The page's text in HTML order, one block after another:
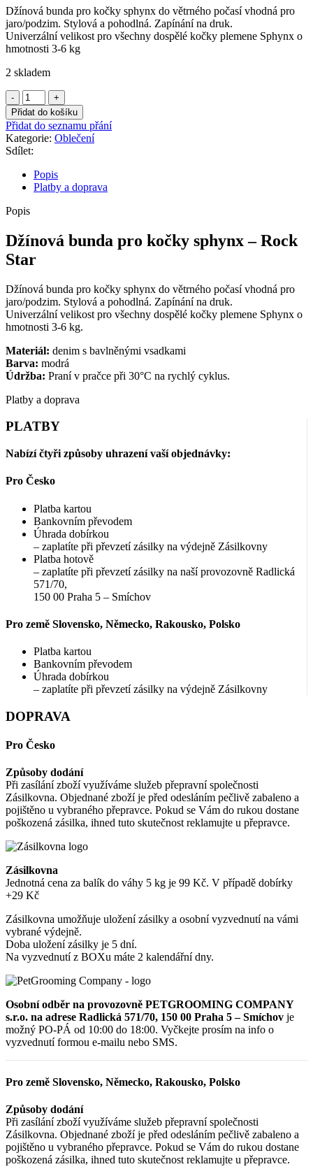
Džínová bunda pro kočky sphynx do větrného počasí vhodná pro
jaro/podzim. Stylová a pohodlná. Zapínání na druk.
Univerzální velikost pro všechny dospělé kočky plemene Sphynx o
hmotnosti 3-6 kg
2 skladem
Džínová
bunda
pro
kočky
sphynx
–
Rock
Star
množství
Přidat do košíku
Přidat do seznamu přání
Kategorie: Oblečení
Sdílet:
Popis
Platby a doprava
Popis
Džínová bunda pro kočky sphynx – Rock
Star
Džínová bunda pro kočky sphynx do větrného počasí vhodná pro
jaro/podzim. Stylová a pohodlná. Zapínání na druk.
Univerzální velikost pro všechny dospělé kočky plemene Sphynx o
hmotnosti 3-6 kg.
Materiál: denim s bavlněnými vsadkami
Barva: modrá
Údržba: Praní v pračce při 30°C na rychlý cyklus.
Platby a doprava
PLATBY
Nabízí čtyři způsoby uhrazení vaší objednávky:
Pro Česko
Platba kartou
Bankovním převodem
Úhrada dobírkou
– zaplatíte při převzetí zásilky na výdejně Zásilkovny
Platba hotově
– zaplatíte při převzetí zásilky na naší provozovně Radlická
571/70,
150 00 Praha 5 – Smíchov
Pro země Slovensko, Německo, Rakousko, Polsko
Platba kartou
Bankovním převodem
Úhrada dobírkou
– zaplatíte při převzetí zásilky na výdejně Zásilkovny
DOPRAVA
Pro Česko
Způsoby dodání
Při zasílání zboží využíváme služeb přepravní společnosti
Zásilkovna. Objednané zboží je před odesláním pečlivě zabaleno a
pojištěno u vybraného přepravce. Pokud se Vám do rukou dostane
poškozená zásilka, ihned tuto skutečnost reklamujte u přepravce.
Zásilkovna
Jednotná cena za balík do váhy 5 kg je 99 Kč. V případě dobírky
+29 Kč
Zásilkovna umožňuje uložení zásilky a osobní vyzvednutí na vámi
vybrané výdejně.
Doba uložení zásilky je 5 dní.
Na vyzvednutí z BOXu máte 2 kalendářní dny.
Osobní odběr na provozovně PETGROOMING COMPANY
s.r.o. na adrese Radlická 571/70, 150 00 Praha 5 – Smíchov je
možný PO-PÁ od 10:00 do 18:00. Vyčkejte prosím na info o
vyzvednutí formou e-mailu nebo SMS.
Pro země Slovensko, Německo, Rakousko, Polsko
Způsoby dodání
Při zasílání zboží využíváme služeb přepravní společnosti
Zásilkovna. Objednané zboží je před odesláním pečlivě zabaleno a
pojištěno u vybraného přepravce. Pokud se Vám do rukou dostane
poškozená zásilka, ihned tuto skutečnost reklamujte u přepravce.